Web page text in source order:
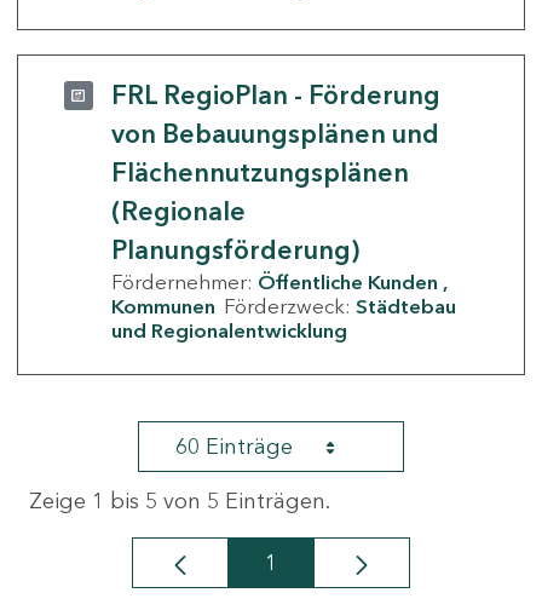
FRL RegioPlan - Förderung
von Bebauungsplänen und
Flächennutzungsplänen
(Regionale
Planungsförderung)
Fördernehmer: Öffentliche Kunden
Kommunen Förderzweck: Städtebau
und Regionalentwicklung
60 Einträge
Zeige 1 bis 5 von 5 Einträgen.
Seite
1